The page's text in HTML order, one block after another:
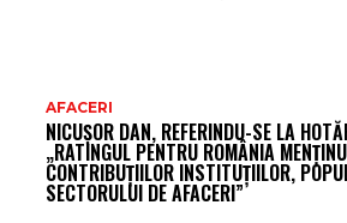
AFACERI
NICUȘOR DAN, REFERINDU-SE LA
„RATINGUL PENTRU ROMÂNIA
CONTRIBUȚIILOR INSTITUȚIILOR,
SECTORULUI DE AFACERI”